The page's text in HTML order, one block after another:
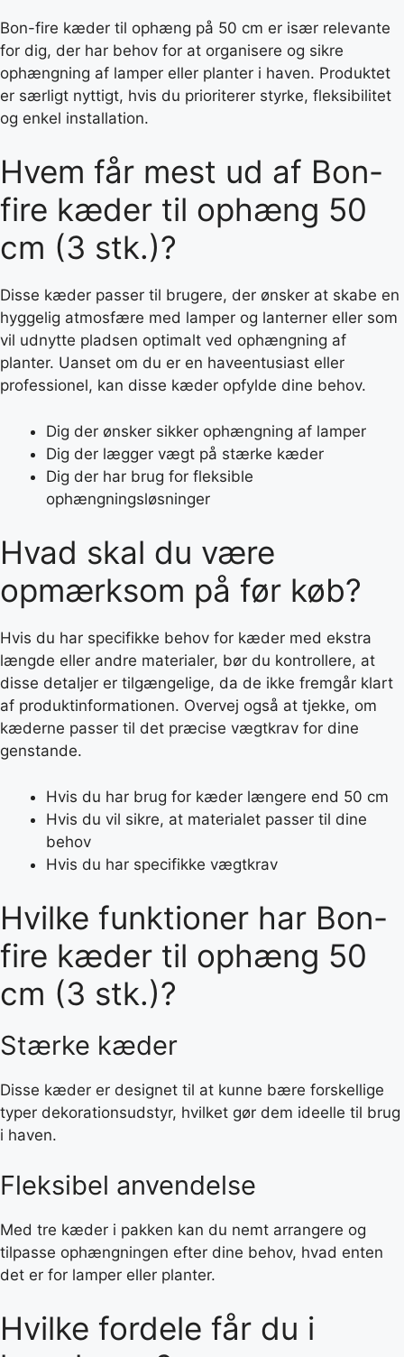
Bon-fire kæder til ophæng på 50 cm er især relevante
for dig, der har behov for at organisere og sikre
ophængning af lamper eller planter i haven. Produktet
er særligt nyttigt, hvis du prioriterer styrke, fleksibilitet
og enkel installation.
Hvem får mest ud af Bon-
fire kæder til ophæng 50
cm (3 stk.)?
Disse kæder passer til brugere, der ønsker at skabe en
hyggelig atmosfære med lamper og lanterner eller som
vil udnytte pladsen optimalt ved ophængning af
planter. Uanset om du er en haveentusiast eller
professionel, kan disse kæder opfylde dine behov.
Dig der ønsker sikker ophængning af lamper
Dig der lægger vægt på stærke kæder
Dig der har brug for fleksible
ophængningsløsninger
Hvad skal du være
opmærksom på før køb?
Hvis du har specifikke behov for kæder med ekstra
længde eller andre materialer, bør du kontrollere, at
disse detaljer er tilgængelige, da de ikke fremgår klart
af produktinformationen. Overvej også at tjekke, om
kæderne passer til det præcise vægtkrav for dine
genstande.
Hvis du har brug for kæder længere end 50 cm
Hvis du vil sikre, at materialet passer til dine
behov
Hvis du har specifikke vægtkrav
Hvilke funktioner har Bon-
fire kæder til ophæng 50
cm (3 stk.)?
Stærke kæder
Disse kæder er designet til at kunne bære forskellige
typer dekorationsudstyr, hvilket gør dem ideelle til brug
i haven.
Fleksibel anvendelse
Med tre kæder i pakken kan du nemt arrangere og
tilpasse ophængningen efter dine behov, hvad enten
det er for lamper eller planter.
Hvilke fordele får du i